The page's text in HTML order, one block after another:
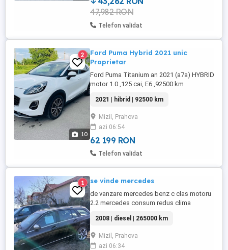
47,982 RON
Telefon validat
10
2
Ford Puma Hybrid 2021 unic
Proprietar
Ford Puma Titanium an 2021 (a7a) HYBRID
motor 1.0 ,125 cai, E6 ,92500 km
unde a fost și întreținută de la 0 km până
la km actuali nu a suferit accidente. Unic
PROPRIETAR DE NOUA TEL 0722 șapte
681sase 4 Dotări: 4 moduri de condus
Normal, Sport, ECO, Mod iarna-ploaie ...
2021 | hibrid | 92500 km
Mizil, Prahova
azi 06:54
62 199 RON
Telefon validat
1 se vinde mercedes
de vanzare mercedes benz c clas motoru
2.2 mercedes consum redus clima
comenzi volan parbriz incalzit senzori
parcare navigatie care iese din bord
2008 | diesel | 265000 km
Mizil, Prahova
azi 06:34